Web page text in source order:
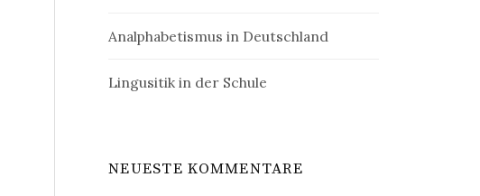
Analphabetismus in Deutschland
Lingusitik in der Schule
NEUESTE KOMMENTARE